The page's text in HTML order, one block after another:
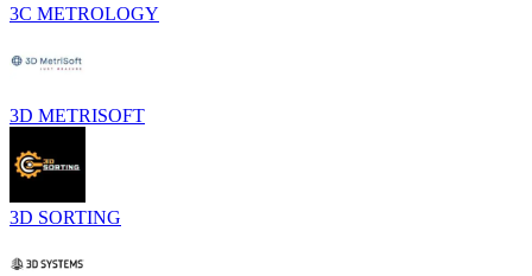
3C METROLOGY
3D METRISOFT
3D SORTING